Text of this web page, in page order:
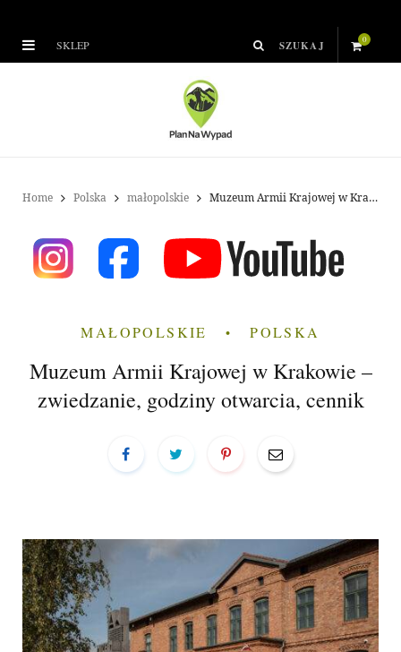
SKLEP 0
C
a
Home Polska małopolskie Muzeum Armii Krajowej w Krakowie – zwiedzanie, godziny otwarcia, cennik
MAŁOPOLSKIE POLSKA
Muzeum Armii Krajowej w Krakowie –
zwiedzanie, godziny otwarcia, cennik